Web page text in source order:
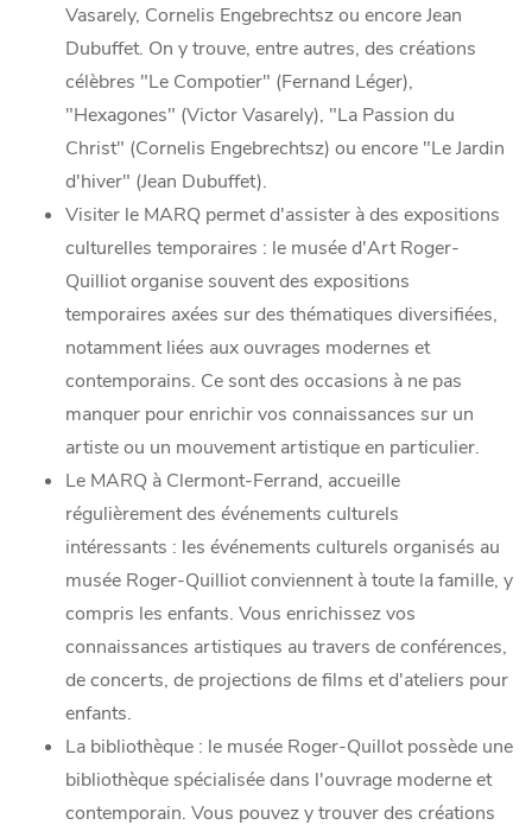
Vasarely, Cornelis Engebrechtsz ou encore Jean
Dubuffet. On y trouve, entre autres, des créations
célèbres "Le Compotier" (Fernand Léger),
"Hexagones" (Victor Vasarely), "La Passion du
Christ" (Cornelis Engebrechtsz) ou encore "Le Jardin
d'hiver" (Jean Dubuffet).
Visiter le MARQ permet d'assister à des expositions
culturelles temporaires : le musée d'Art Roger-
Quilliot organise souvent des expositions
temporaires axées sur des thématiques diversifiées,
notamment liées aux ouvrages modernes et
contemporains. Ce sont des occasions à ne pas
manquer pour enrichir vos connaissances sur un
artiste ou un mouvement artistique en particulier.
Le MARQ à Clermont-Ferrand, accueille
régulièrement des événements culturels
intéressants : les événements culturels organisés au
musée Roger-Quilliot conviennent à toute la famille, y
compris les enfants. Vous enrichissez vos
connaissances artistiques au travers de conférences,
de concerts, de projections de films et d'ateliers pour
enfants.
La bibliothèque : le musée Roger-Quillot possède une
bibliothèque spécialisée dans l'ouvrage moderne et
contemporain. Vous pouvez y trouver des créations